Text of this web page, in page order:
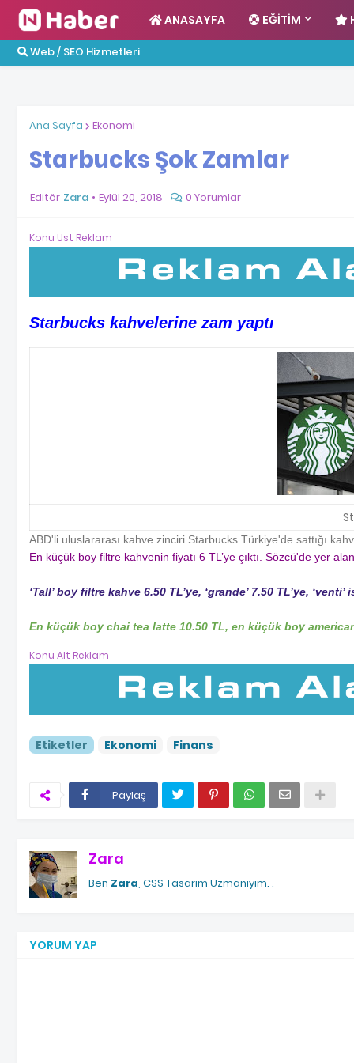
ANASAYFA EĞITIM
Web / SEO Hizmetleri
Ana Sayfa Ekonomi
Starbucks Şok Zamlar
Editör Zara Eylül 20, 2018 0 Yorumlar
Konu Üst Reklam
Starbucks kahvelerine zam yaptı
ABD'li uluslararası kahve zinciri Starbucks Türkiye'de sattığı
En küçük boy filtre kahvenin fiyatı 6 TL’ye çıktı. Sözcü'de yer
‘Tall’ boy filtre kahve 6.50 TL’ye, ‘grande’ 7.50 TL’ye, ‘venti’
En küçük boy chai tea latte 10.50 TL, en küçük boy
Konu Alt Reklam
Etiketler Ekonomi Finans
Paylaş
Zara
Ben Zara , CSS Tasarım Uzmanıyım. .
YORUM YAP